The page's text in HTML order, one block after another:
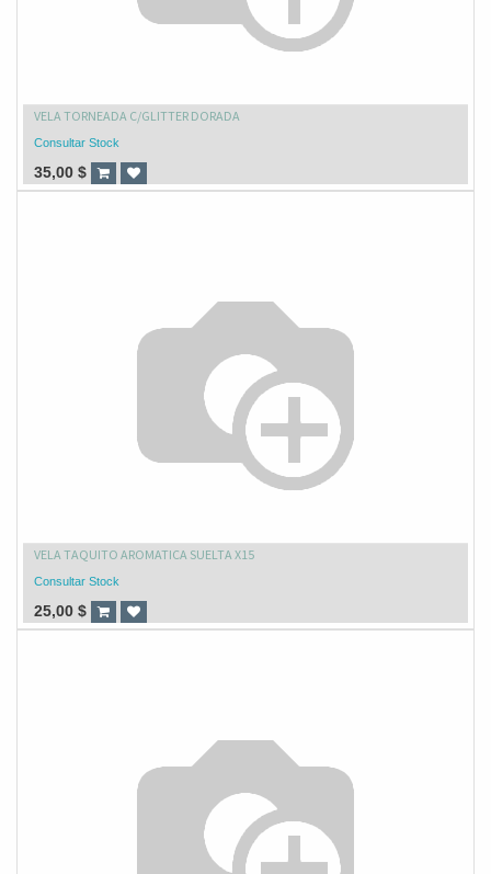
VELA TORNEADA C/GLITTER DORADA
Consultar Stock
35,00 $
VELA TAQUITO AROMATICA SUELTA X15
Consultar Stock
25,00 $